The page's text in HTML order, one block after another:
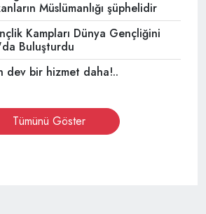
Müslümanlığı şüphelidir
Kampları Dünya Gençliğini
Buluşturdu
dev bir hizmet daha!..
Tümünü Göster